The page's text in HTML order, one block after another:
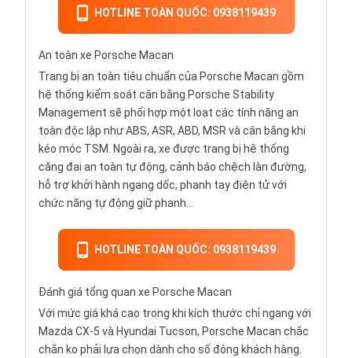
HOTLINE TOÀN QUỐC: 0938119439
An toàn xe Porsche Macan
Trang bị an toàn tiêu chuẩn của Porsche Macan gồm
hệ thống kiểm soát cân bằng Porsche Stability
Management sẽ phối hợp một loạt các tính năng an
toàn độc lập như ABS, ASR, ABD, MSR và cân bằng khi
kéo móc TSM. Ngoài ra, xe được trang bị hệ thống
căng đai an toàn tự động, cảnh báo chệch làn đường,
hỗ trợ khởi hành ngang dốc, phanh tay điện tử với
chức năng tự động giữ phanh...
HOTLINE TOÀN QUỐC: 0938119439
Đánh giá tổng quan xe Porsche Macan
Với mức giá khá cao trong khi kích thước chỉ ngang với
Mazda CX-5 và Hyundai Tucson, Porsche Macan chắc
chắn ko phải lựa chọn dành cho số đông khách hàng.